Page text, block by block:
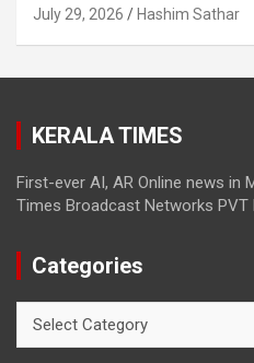
July 29, 2026 Hashim Sathar
KERALA TIMES
First-ever AI, AR Online news in
Times Broadcast Networks
Categories